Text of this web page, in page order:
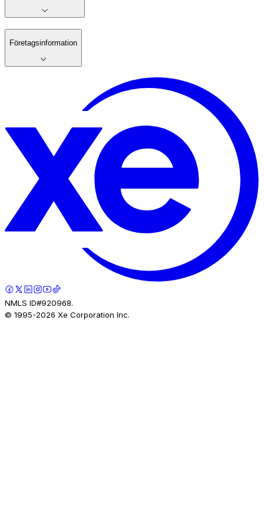
Företagsinformation
NMLS ID#920968.
© 1995-2026 Xe Corporation Inc.